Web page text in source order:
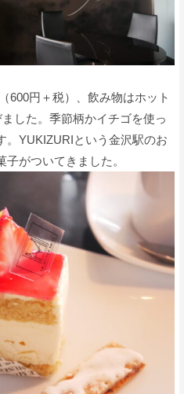
600円＋税）、飲み物はホット
した。季節柄かイチゴを使っ
。YUKIZURIという金沢駅のお
がついてきました。